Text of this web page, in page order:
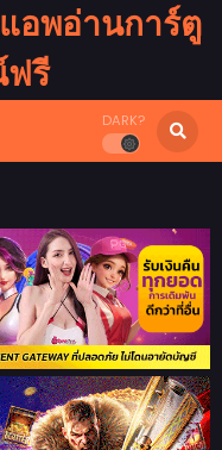
อพอ่านการ์ตู
รี
DARK?